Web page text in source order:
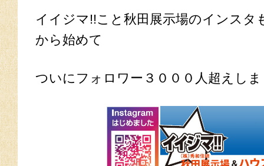
イイジマ!!こと秋田展示場のインスタ
から始めて
ついにフォロワー３０００人超えし